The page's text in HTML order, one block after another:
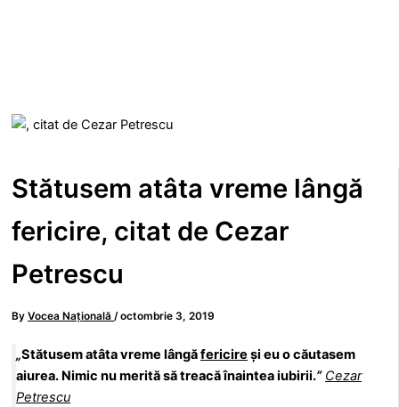
Stătusem atâta vreme lângă
fericire, citat de Cezar
Petrescu
By Vocea Națională /octombrie 3, 2019
„Stătusem atâta vreme lângăfericire şi eu o căutasem
aiurea. Nimic nu merită să treacă înaintea iubirii.” Cezar
Petrescu